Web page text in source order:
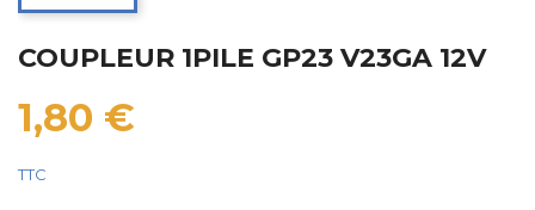
COUPLEUR 1PILE GP23 V23GA 12V
1,80 €
TTC